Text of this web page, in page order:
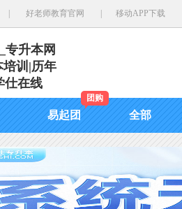
好老师教育官网 移动APP下载
易起团
团购
全部